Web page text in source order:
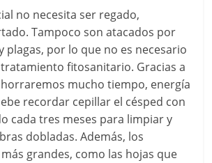
no necesita ser regado,
Tampoco son atacados por
plagas, por lo que no es necesario
fitosanitario. Gracias a
mucho tiempo, energía
recordar cepillar el césped con
cada tres meses para limpiar y
dobladas. Además, los
grandes, como las hojas que